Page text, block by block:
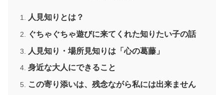
人見知りとは？
ぐちゃぐちゃ遊びに来てくれた知りたい子の話
人見知り・場所見知りは「心の葛藤」
身近な大人にできること
この寄り添いは、残念ながら私には出来ません